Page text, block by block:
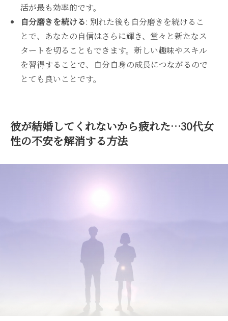
活が最も効率的です。
自分磨きを続ける: 別れた後も自分磨きを続けるこ
とで、あなたの自信はさらに輝き、堂々と新たなス
タートを切ることもできます。新しい趣味やスキル
を習得することで、自分自身の成長につながるので
とても良いことです。
彼が結婚してくれないから疲れた…30代女
性の不安を解消する方法